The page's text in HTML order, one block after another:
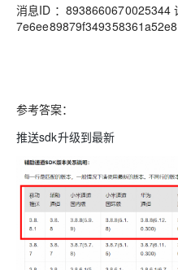
消息ID ：8938660670025344
参考答案：
推送sdk升级到最新